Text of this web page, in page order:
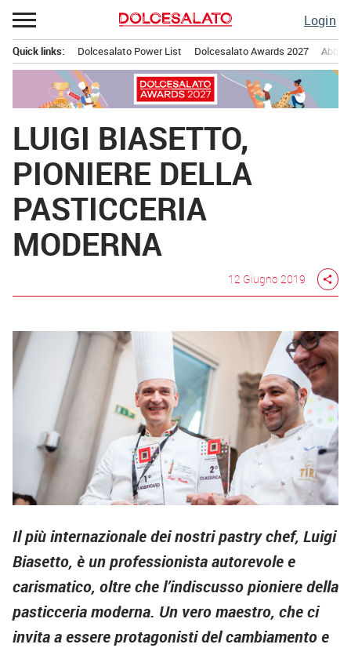
Passa
al
contenuto
Login
principale
Quick links: Dolcesalato Power List Dolcesalato Awards 2027
LUIGI BIASETTO,
PIONIERE DELLA
PASTICCERIA
MODERNA
12 Giugno 2019 share
Il più internazionale dei nostri pastry chef, Luigi
Biasetto, è un professionista autorevole e
carismatico, oltre che l’indiscusso pioniere della
pasticceria moderna. Un vero maestro, che ci
invita a essere protagonisti del cambiamento e